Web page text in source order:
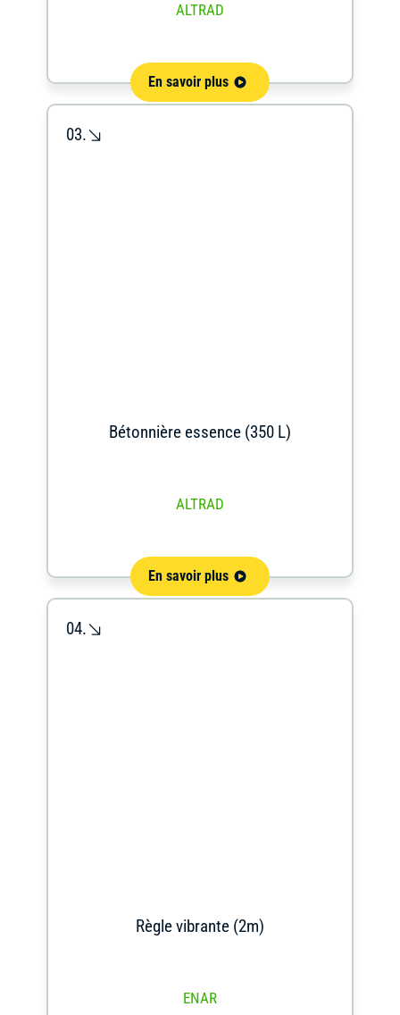
ALTRAD
En savoir plus
03.
Bétonnière essence (350 L)
ALTRAD
En savoir plus
04.
Règle vibrante (2m)
ENAR